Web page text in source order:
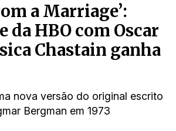
a Marriage’:
HBO com Oscar
Chastain ganha
nova versão do original escrito
Bergman em 1973